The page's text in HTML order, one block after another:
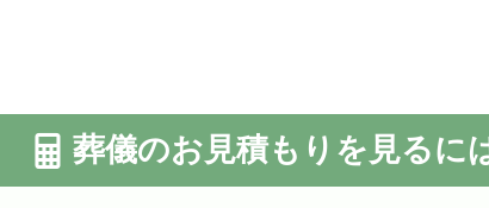
葬儀のお見積もりを見るに